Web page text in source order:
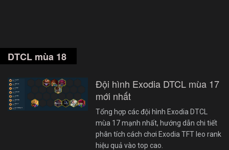
DTCL mùa 18
Đội hình Exodia DTCL mùa 17
mới nhất
Tổng hợp các đội hình Exodia DTCL
mùa 17 mạnh nhất, hướng dẫn chi tiết
phân tích cách chơi Exodia TFT leo rank
hiệu quả vào top cao.